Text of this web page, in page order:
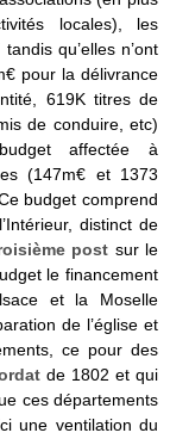
locales), les
qu’elles n’ont
pour la délivrance
619K titres de
de conduire, etc)
affectée à
(147m€ et 1373
budget comprend
distinct de
post sur le
le financement
et la Moselle
de l’église et
ce pour des
de 1802 et qui
ces départements
une ventilation du